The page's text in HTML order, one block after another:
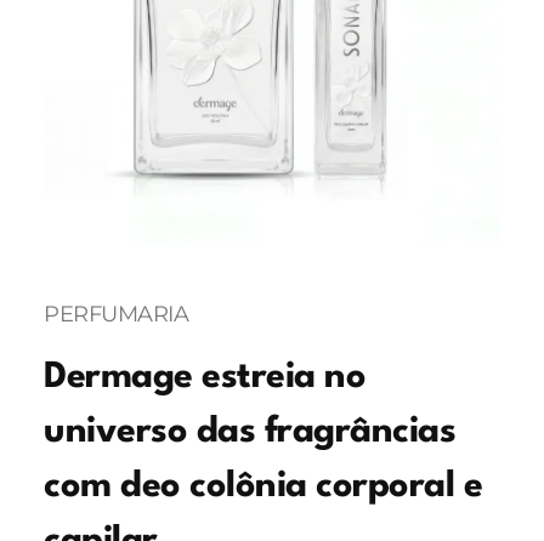
PERFUMARIA
Dermage estreia no
universo das fragrâncias
com deo colônia corporal e